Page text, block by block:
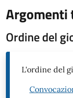
Ordine del
L'ordine del